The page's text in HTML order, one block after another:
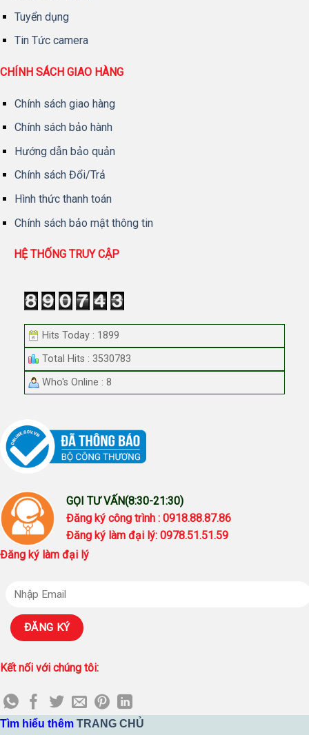
Tuyển dụng
Tin Tức camera
CHÍNH SÁCH GIAO HÀNG
Chính sách giao hàng
Chính sách bảo hành
Hướng dẫn bảo quản
Chính sách Đổi/Trả
Hình thức thanh toán
Chính sách bảo mật thông tin
HỆ THỐNG TRUY CẬP
Hits Today : 1899
Total Hits : 3530783
Who's Online : 8
GỌI TƯ VẤN(8:30-21:30)
Đăng ký công trình : 0918.88.87.86
Đăng ký làm đại lý: 0978.51.51.59
Đăng ký làm đại lý
Kết nối với chúng tôi:
Tìm hiểu thêm TRANG CHỦ